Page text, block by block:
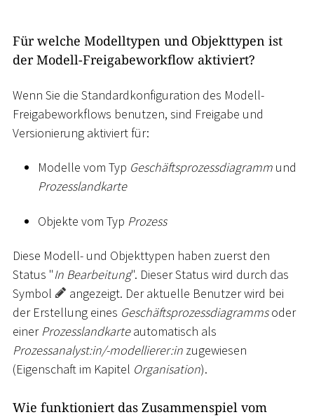
Für welche Modelltypen und Objekttypen ist
der Modell-Freigabeworkflow aktiviert?
Wenn Sie die Standardkonfiguration des Modell-
Freigabeworkflows benutzen, sind Freigabe und
Versionierung aktiviert für:
Modelle vom Typ Geschäftsprozessdiagramm und
Prozesslandkarte
Objekte vom Typ Prozess
Diese Modell- und Objekttypen haben zuerst den
Status "In Bearbeitung". Dieser Status wird durch das
Symbol
angezeigt. Der aktuelle Benutzer wird bei
der Erstellung eines Geschäftsprozessdiagrammsoder
einerProzesslandkarteautomatisch als
Prozessanalyst:in/-modellierer:in zugewiesen
(Eigenschaft im Kapitel Organisation).
Wie funktioniert das Zusammenspiel vom